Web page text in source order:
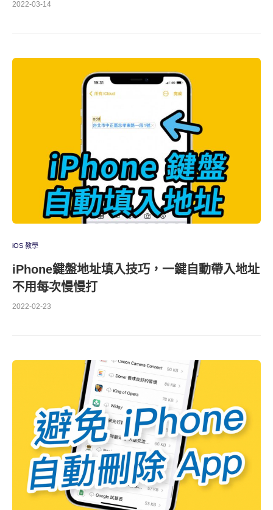
2022-03-14
iOS 教學
iPhone鍵盤地址填入技巧，一鍵自動帶入地址
不用每次慢慢打
2022-02-23